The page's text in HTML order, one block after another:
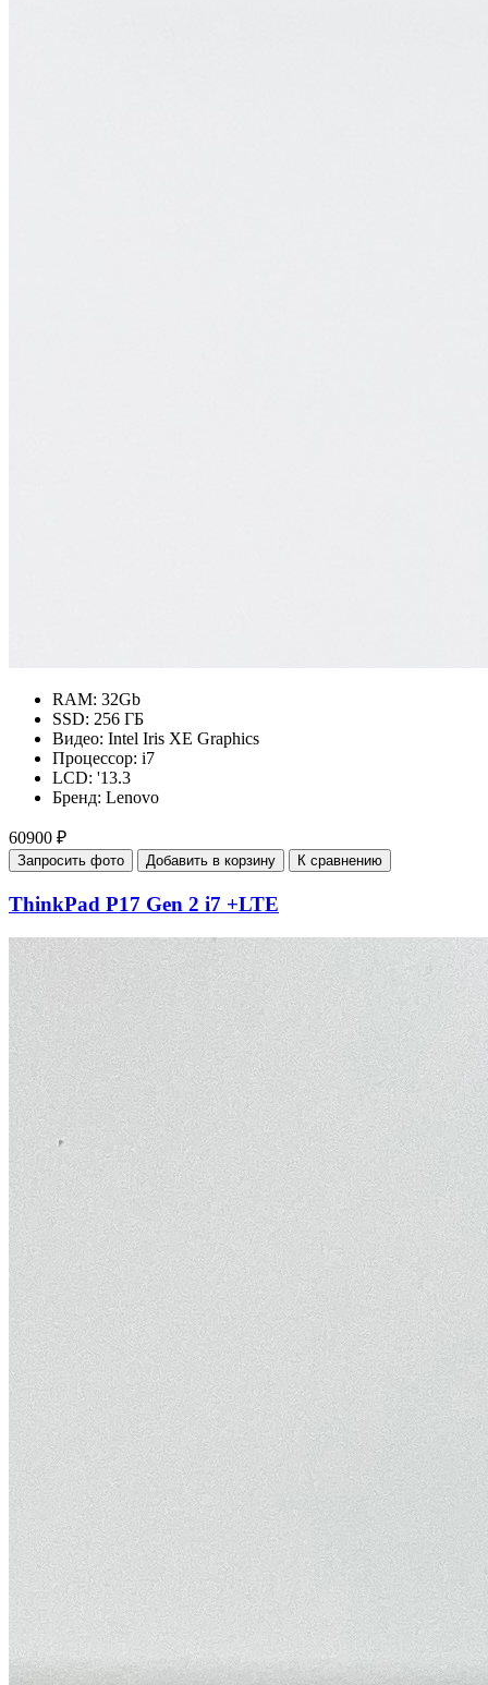
RAM: 32Gb
SSD: 256 ГБ
Видео: Intel Iris XE Graphics
Процессор: i7
LCD: '13.3
Бренд: Lenovo
60900 ₽
Запросить фото Добавить в корзину К сравнению
ThinkPad P17 Gen 2 i7 +LTE